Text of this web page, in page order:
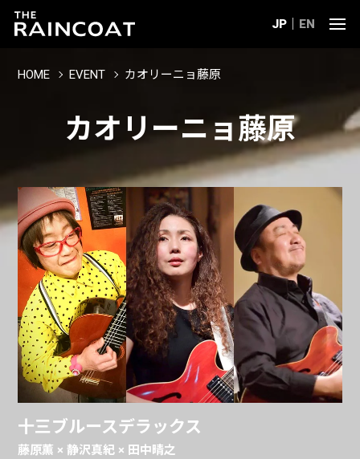
JP EN
HOME EVENT カオリーニョ藤原
カオリーニョ藤原
十三ブルースデラックス
藤原薫 × 静沢真紀 × 田中晴之